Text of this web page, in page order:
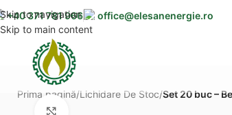
Skip to navigation
Skip to main content
+40 371 781 966 office@elesanenergie.ro
Prima pagină/Lichidare De Stoc/Set 20 buc –